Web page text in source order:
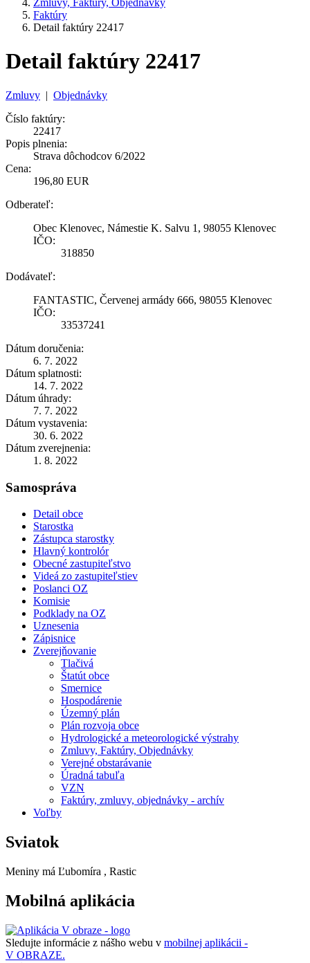
Zmluvy, Faktúry, Objednávky
Faktúry
Detail faktúry 22417
Detail faktúry 22417
Zmluvy | Objednávky
Číslo faktúry:
22417
Popis plnenia:
Strava dôchodcov 6/2022
Cena:
196,80 EUR
Odberateľ:
Obec Klenovec, Námestie K. Salvu 1, 98055 Klenovec
IČO:
318850
Dodávateľ:
FANTASTIC, Červenej armády 666, 98055 Klenovec
IČO:
33537241
Dátum doručenia:
6. 7. 2022
Dátum splatnosti:
14. 7. 2022
Dátum úhrady:
7. 7. 2022
Dátum vystavenia:
30. 6. 2022
Dátum zverejnenia:
1. 8. 2022
Samospráva
Detail obce
Starostka
Zástupca starostky
Hlavný kontrolór
Obecné zastupiteľstvo
Videá zo zastupiteľstiev
Poslanci OZ
Komisie
Podklady na OZ
Uznesenia
Zápisnice
Zverejňovanie
Tlačivá
Štatút obce
Smernice
Hospodárenie
Územný plán
Plán rozvoja obce
Hydrologické a meteorologické výstrahy
Zmluvy, Faktúry, Objednávky
Verejné obstarávanie
Úradná tabuľa
VZN
Faktúry, zmluvy, objednávky - archív
Voľby
Sviatok
Meniny má Ľubomíra , Rastic
Mobilná aplikácia
Sledujte informácie z nášho webu v mobilnej aplikácii -
V OBRAZE.